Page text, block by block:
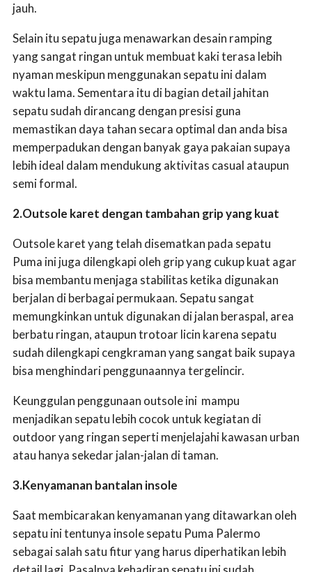
jauh.
Selain itu sepatu juga menawarkan desain ramping
yang sangat ringan untuk membuat kaki terasa lebih
nyaman meskipun menggunakan sepatu ini dalam
waktu lama. Sementara itu di bagian detail jahitan
sepatu sudah dirancang dengan presisi guna
memastikan daya tahan secara optimal dan anda bisa
memperpadukan dengan banyak gaya pakaian supaya
lebih ideal dalam mendukung aktivitas casual ataupun
semi formal.
2.Outsole karet dengan tambahan grip yang kuat
Outsole karet yang telah disematkan pada sepatu
Puma ini juga dilengkapi oleh grip yang cukup kuat agar
bisa membantu menjaga stabilitas ketika digunakan
berjalan di berbagai permukaan. Sepatu sangat
memungkinkan untuk digunakan di jalan beraspal, area
berbatu ringan, ataupun trotoar licin karena sepatu
sudah dilengkapi cengkraman yang sangat baik supaya
bisa menghindari penggunaannya tergelincir.
Keunggulan penggunaan outsole ini mampu
menjadikan sepatu lebih cocok untuk kegiatan di
outdoor yang ringan seperti menjelajahi kawasan urban
atau hanya sekedar jalan-jalan di taman.
3.Kenyamanan bantalan insole
Saat membicarakan kenyamanan yang ditawarkan oleh
sepatu ini tentunya insole sepatu Puma Palermo
sebagai salah satu fitur yang harus diperhatikan lebih